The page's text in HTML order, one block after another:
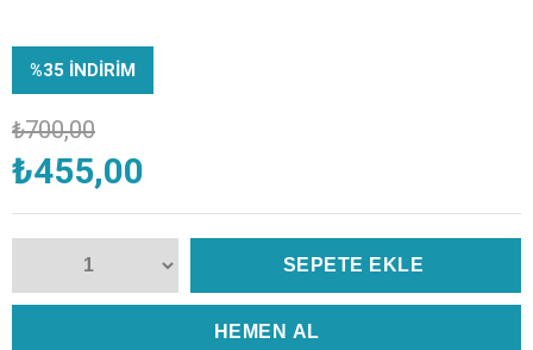
%35 İNDIRIM
₺700,00
₺455,00